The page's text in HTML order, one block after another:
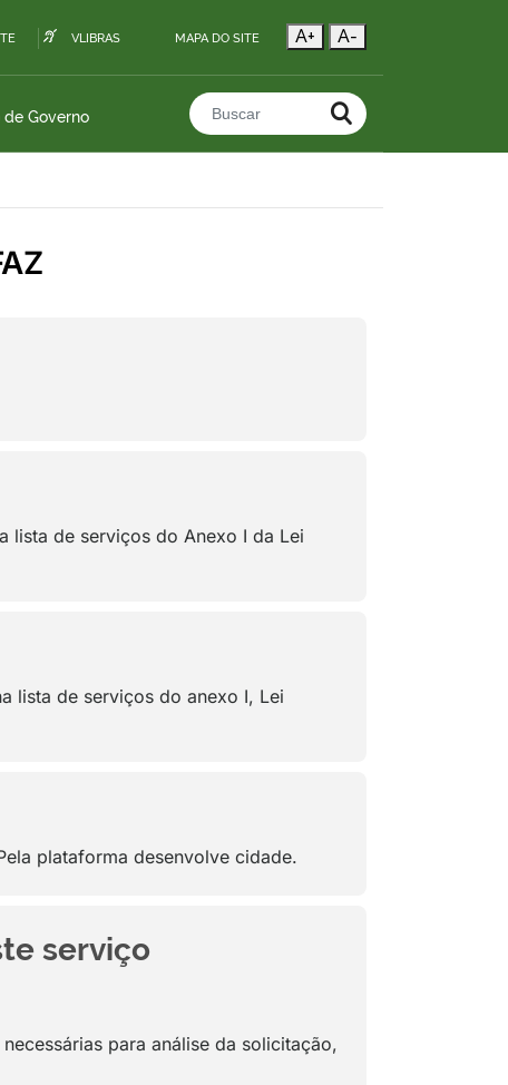
VLIBRAS MAPA DO SITE A+ A-
de Governo Buscar no portal
lista de serviços do Anexo I da Lei
lista de serviços do anexo I, Lei
plataforma desenvolve cidade.
serviço
para análise da solicitação,